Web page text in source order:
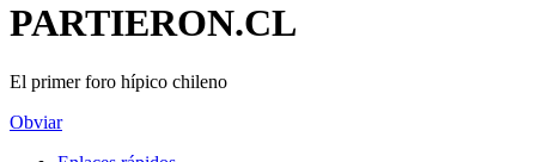
PARTIERON.CL
El primer foro hípico chileno
Obviar